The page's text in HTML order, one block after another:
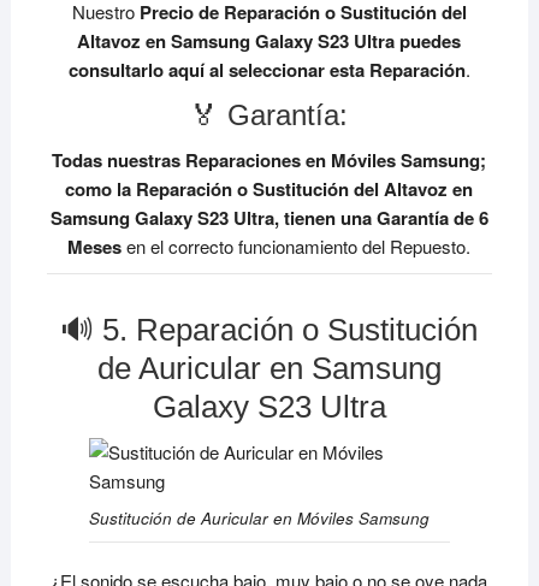
Nuestro Precio de Reparación o Sustitución del
Altavoz en Samsung Galaxy S23 Ultra puedes
consultarlo aquí al seleccionar esta Reparación.
🏅 Garantía:
Todas nuestras Reparaciones en Móviles Samsung;
como la Reparación o Sustitución del Altavoz en
Samsung Galaxy S23 Ultra, tienen una Garantía de 6
Mesesen el correcto funcionamiento del Repuesto.
🔊 5. Reparación o Sustitución
de Auricular en Samsung
Galaxy S23 Ultra
Sustitución de Auricular en Móviles Samsung
¿El sonido se escucha bajo, muy bajo o no se oye nada